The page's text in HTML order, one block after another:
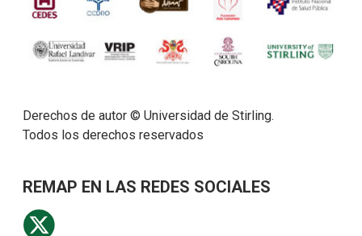
Derechos de autor © Universidad de Stirling.
Todos los derechos reservados
REMAP EN LAS REDES SOCIALES